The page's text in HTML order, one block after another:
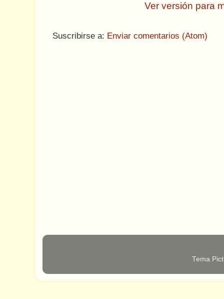
Ver versión para
Suscribirse a: Enviar comentarios (Atom)
Tema